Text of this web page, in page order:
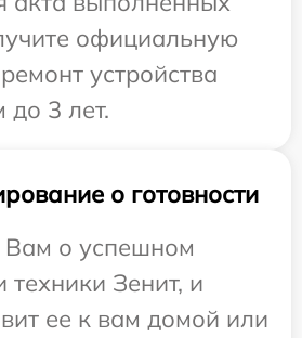
официальную
устройства
до 3 лет.
о готовности
о успешном
техники Зенит, и
ее к вам домой или